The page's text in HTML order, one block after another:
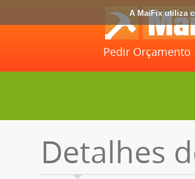
A MaiFix utiliza
Pedir Orçamento
Detalhes